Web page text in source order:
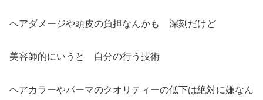
ヘアダメージや頭皮の負担なんかも 深刻だけど
美容師的にいうと 自分の行う技術
ヘアカラーやパーマのクオリティーの低下は絶対に嫌なん